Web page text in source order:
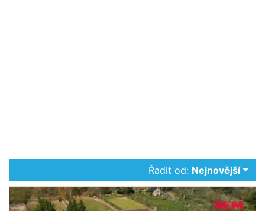
Řadit od: Nejnovější